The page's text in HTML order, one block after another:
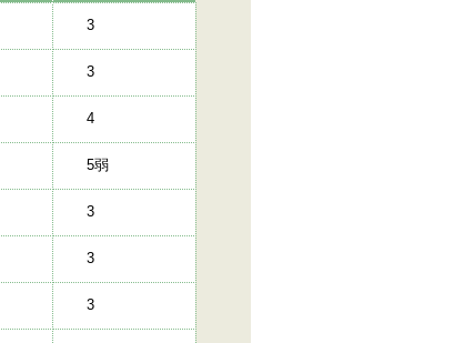
3
3
4
5弱
3
3
3